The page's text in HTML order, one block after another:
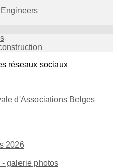
réseaux sociaux
2026
galerie photos